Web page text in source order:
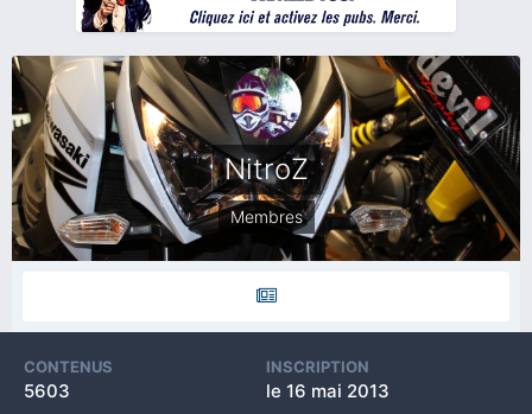
NitroZ
Membres
CONTENUS
5603
INSCRIPTION
le 16 mai 2013